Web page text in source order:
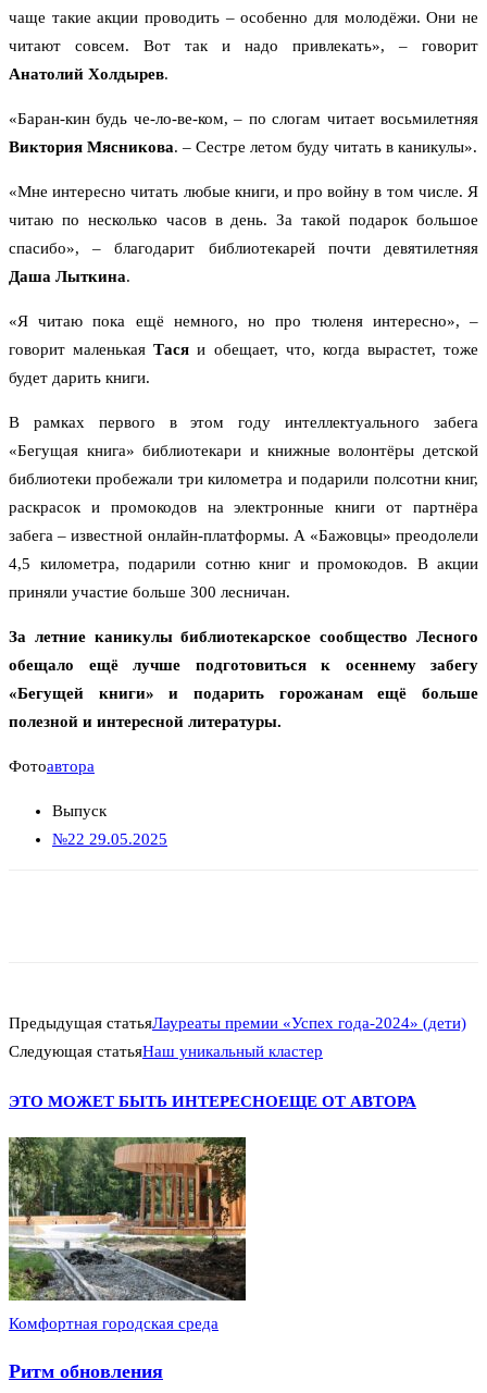
чаще такие акции проводить – особенно для молодёжи. Они не
читают совсем. Вот так и надо привлекать», – говорит
Анатолий Холдырев.
«Баран-кин будь че-ло-ве-ком, – по слогам читает восьмилетняя
Виктория Мясникова. – Сестре летом буду читать в каникулы».
«Мне интересно читать любые книги, и про войну в том числе. Я
читаю по несколько часов в день. За такой подарок большое
спасибо», – благодарит библиотекарей почти девятилетняя
Даша Лыткина.
«Я читаю пока ещё немного, но про тюленя интересно», –
говорит маленькаяТасяи обещает, что, когда вырастет, тоже
будет дарить книги.
В рамках первого в этом году интеллектуального забега
«Бегущая книга» библиотекари и книжные волонтёры детской
библиотеки пробежали три километра и подарили полсотни книг,
раскрасок и промокодов на электронные книги от партнёра
забега – известной онлайн-платформы. А «Бажовцы» преодолели
4,5 километра, подарили сотню книг и промокодов. В акции
приняли участие больше 300 лесничан.
За летние каникулы библиотекарское сообщество Лесного
обещало ещё лучше подготовиться к осеннему забегу
«Бегущей книги» и подарить горожанам ещё больше
полезной и интересной литературы.
Фотоавтора
Выпуск
№22 29.05.2025
Предыдущая статьяЛауреаты премии «Успех года-2024» (дети)
Следующая статьяНаш уникальный кластер
ЭТО МОЖЕТ БЫТЬ ИНТЕРЕСНОЕЩЕ ОТ АВТОРА
Комфортная городская среда
Ритм обновления